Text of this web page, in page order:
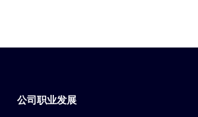
公司职业发展